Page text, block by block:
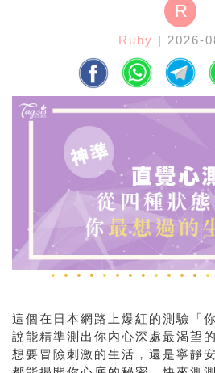
R
Ruby | 2026-
這個在日本網路上爆紅的測驗「
說能精準測出你內心深處最渴望
想要冒險刺激的生活，還是寧靜